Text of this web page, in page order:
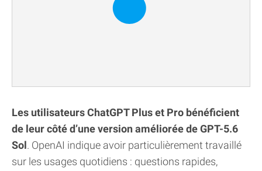
Les utilisateurs ChatGPT Plus et Pro bénéficient
de leur côté d’une version améliorée de GPT-5.6
Sol. OpenAI indique avoir particulièrement travaillé
sur les usages quotidiens : questions rapides,